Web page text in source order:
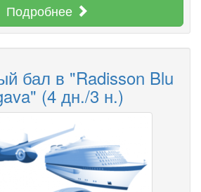
Подробнее
бал в "Radisson Blu
(4 дн./3 н.)